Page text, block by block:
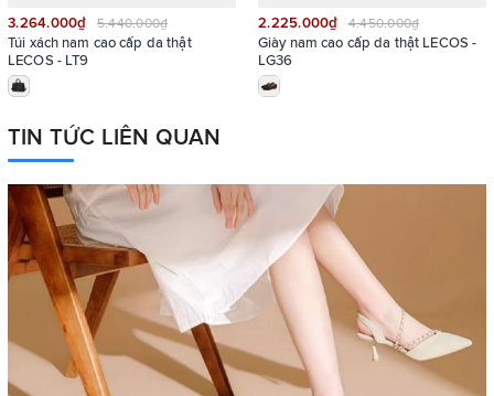
3.264.000₫ 5.440.000₫
Túi xách nam cao cấp da thật
LECOS - LT9
2.225.000₫ 4.450.000₫
Giày nam cao cấp da thật LECOS -
LG36
TIN TỨC LIÊN QUAN